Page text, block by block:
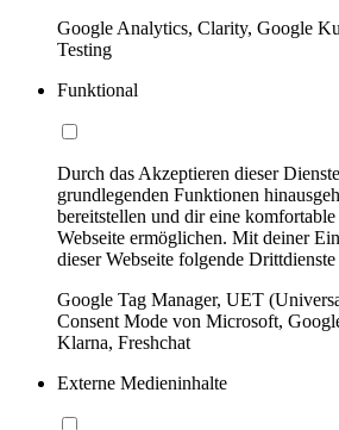
Google Analytics, Clarity, Google
Testing
Funktional
Durch das Akzeptieren dieser
grundlegenden Funktionen
bereitstellen und dir eine
Webseite ermöglichen. Mit deiner
dieser Webseite folgende Drittdienste
Google Tag Manager, UET
Consent Mode von Microsoft,
Klarna, Freshchat
Externe Medieninhalte